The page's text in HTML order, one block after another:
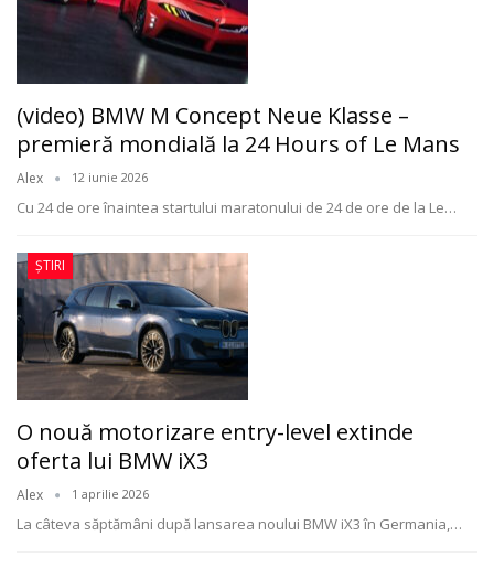
(video) BMW M Concept Neue Klasse –
premieră mondială la 24 Hours of Le Mans
Alex 12 iunie 2026
Cu 24 de ore înaintea startului maratonului de 24 de ore de la Le…
ȘTIRI
O nouă motorizare entry-level extinde
oferta lui BMW iX3
Alex 1 aprilie 2026
La câteva săptămâni după lansarea noului BMW iX3 în Germania,…